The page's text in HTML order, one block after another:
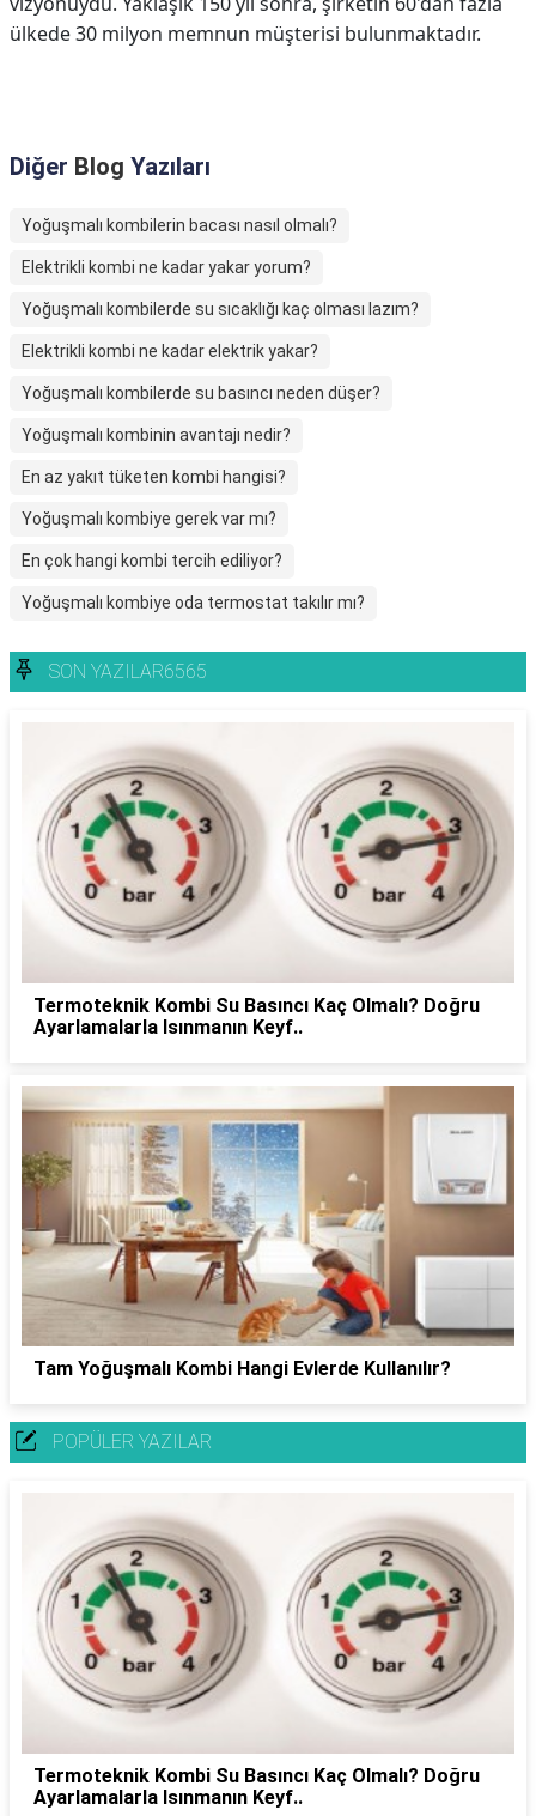
ülkede 30 milyon memnun müşterisi bulunmaktadır.
Diğer Blog Yazıları
Yoğuşmalı kombilerin bacası nasıl olmalı?
Elektrikli kombi ne kadar yakar yorum?
Yoğuşmalı kombilerde su sıcaklığı kaç olması lazım?
Elektrikli kombi ne kadar elektrik yakar?
Yoğuşmalı kombilerde su basıncı neden düşer?
Yoğuşmalı kombinin avantajı nedir?
En az yakıt tüketen kombi hangisi?
Yoğuşmalı kombiye gerek var mı?
En çok hangi kombi tercih ediliyor?
Yoğuşmalı kombiye oda termostat takılır mı?
SON YAZILAR6565
Termoteknik Kombi Su Basıncı Kaç Olmalı? Doğru
Ayarlamalarla Isınmanın Keyf..
Tam Yoğuşmalı Kombi Hangi Evlerde Kullanılır?
POPÜLER YAZILAR
Termoteknik Kombi Su Basıncı Kaç Olmalı? Doğru
Ayarlamalarla Isınmanın Keyf..